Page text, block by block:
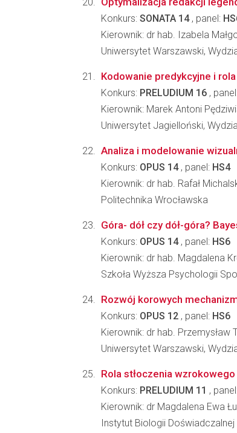
Konkurs: SONATA 14, panel:
Kierownik: dr hab. Izabela
Uniwersytet Warszawski,
Kodowanie predykcyjne i
Konkurs: PRELUDIUM 16 ,
Kierownik: Marek Antoni
Uniwersytet Jagielloński,
Analiza i modelowanie
Konkurs: OPUS 14, panel: HS4
Kierownik: dr hab. Rafał
Politechnika Wrocławska
Góra- dół czy dół-góra?
Konkurs: OPUS 14, panel: HS6
Kierownik: dr hab. Magdalena
Szkoła Wyższa Psychologii
Rozwój korowych
Konkurs: OPUS 12 , panel: HS6
Kierownik: dr hab. Przemysław
Uniwersytet Warszawski,
Rola stłoczenia
Konkurs: PRELUDIUM 11 ,
Kierownik: dr Magdalena Ewa
Instytut Biologii